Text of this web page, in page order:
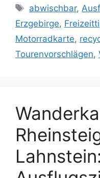
Schlagwörter
abwischbar,
Erzgebirge,
Motorradkarte,
Tourenvorschlägen,